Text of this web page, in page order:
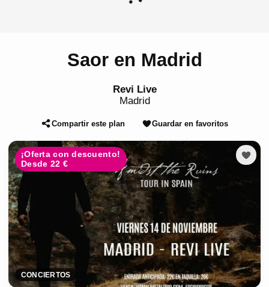
Saor en Madrid
Revi Live
Madrid
Compartir este plan Guardar en favoritos
¡Oferta con descuento!
Desde 22 €
CONCIERTOS